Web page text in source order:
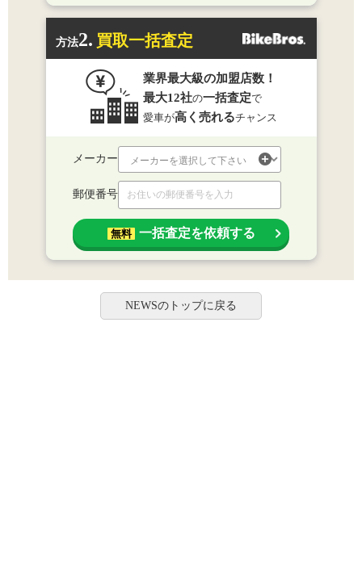
方法2. 買取一括査定
業界最大級の加盟店数！
最大12社の一括査定で
愛車が高く売れるチャンス
メーカー
郵便番号
無料 一括査定を依頼する
NEWSのトップに戻る